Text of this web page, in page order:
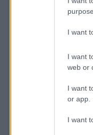
I want
I want
web or
I want
or app.
I want
ΑΣΕΠ:
ΑΣΕΠ: